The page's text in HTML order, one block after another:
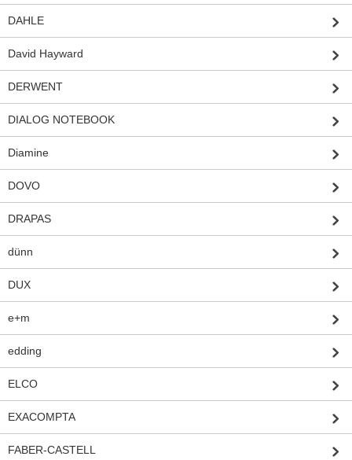
DAHLE
David Hayward
DERWENT
DIALOG NOTEBOOK
Diamine
DOVO
DRAPAS
dünn
DUX
e+m
edding
ELCO
EXACOMPTA
FABER-CASTELL